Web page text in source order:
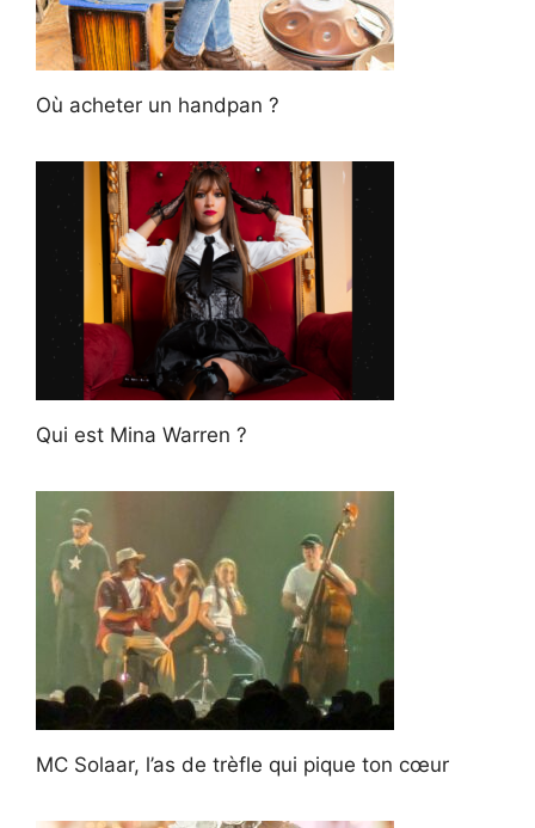
Où acheter un handpan ?
Qui est Mina Warren ?
MC Solaar, l’as de trèfle qui pique ton cœur